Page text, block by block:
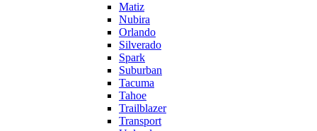
Matiz
Nubira
Orlando
Silverado
Spark
Suburban
Tacuma
Tahoe
Trailblazer
Transport